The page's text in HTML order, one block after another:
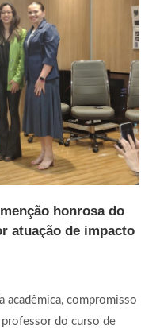
honrosa do
atuação de impacto
acadêmica, compromisso
do curso de